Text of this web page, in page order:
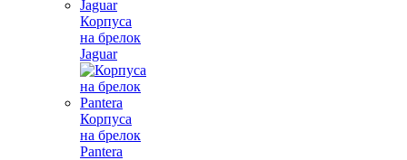
Корпуса
на брелок
Jaguar
Корпуса
на брелок
Pantera